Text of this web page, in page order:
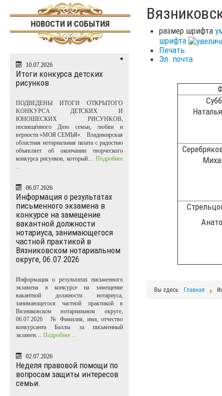
НОВОСТИ И СОБЫТИЯ
10.07.2026
Итоги конкурса детских
рисунков
ПОДВЕДЕНЫ ИТОГИ ОТКРЫТОГО
KOHKУPCA ДЕТСКИХ И
ЮНОШЕСКИХ PИCУHKOB,
посвящённого Дню семьи, любви и
верности «МОЯ СЕМЬЯ». Владимирская
областная нотариальная палата с радостью
объявляет об окончании творческого
конкурса рисунков, который… Подробнее
...
06.07.2026
Информация о результатах
письменного экзамена в
конкурсе на замещение
вакантной должности
нотариуса, занимающегося
частной практикой в
Вязниковском нотариальном
округе, 06.07.2026
Информация о результатах письменного
экзамена в конкурсе на замещение
вакантной должности нотариуса,
занимающегося частной практикой в
Вязниковском нотариальном округе,
06.07.2026 № Фамилия, имя, отчество
конкурсанта Баллы за письменный
экзамен… Подробнее ...
02.07.2026
Неделя правовой помощи по
вопросам защиты интересов
семьи.
размер шрифта
шрифта
Печать
Эл. почта
Вы здесь: Главная